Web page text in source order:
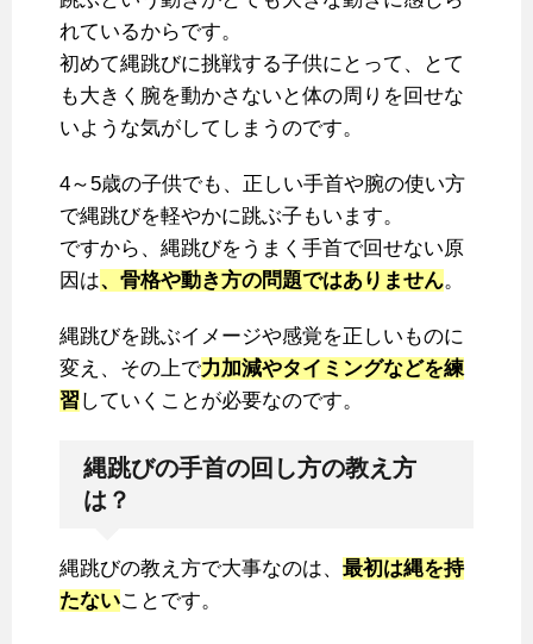
れているからです。
初めて縄跳びに挑戦する子供にとって、とて
も大きく腕を動かさないと体の周りを回せな
いような気がしてしまうのです。
4～5歳の子供でも、正しい手首や腕の使い方
で縄跳びを軽やかに跳ぶ子もいます。
ですから、縄跳びをうまく手首で回せない原
因は、骨格や動き方の問題ではありません。
縄跳びを跳ぶイメージや感覚を正しいものに
変え、その上で力加減やタイミングなどを練
習 していくことが必要なのです。
縄跳びの手首の回し方の教え方
は？
縄跳びの教え方で大事なのは、 最初は縄を持
たないことです。